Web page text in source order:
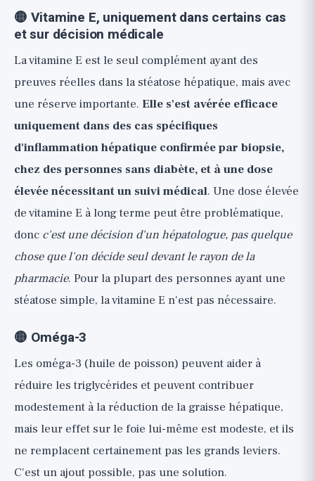
🟡 Vitamine E, uniquement dans certains cas
et sur décision médicale
La vitamine E est le seul complément ayant des
preuves réelles dans la stéatose hépatique, mais avec
une réserve importante. Elle s'est avérée efficace
uniquement dans des cas spécifiques
d'inflammation hépatique confirmée par biopsie,
chez des personnes sans diabète, et à une dose
élevée nécessitant un suivi médical. Une dose élevée
de vitamine E à long terme peut être problématique,
donc c'est une décision d'un hépatologue, pas quelque
chose que l'on décide seul devant le rayon de la
pharmacie. Pour la plupart des personnes ayant une
stéatose simple, la vitamine E n'est pas nécessaire.
🟡 Oméga-3
Les oméga-3 (huile de poisson) peuvent aider à
réduire les triglycérides et peuvent contribuer
modestement à la réduction de la graisse hépatique,
mais leur effet sur le foie lui-même est modeste, et ils
ne remplacent certainement pas les grands leviers.
C'est un ajout possible, pas une solution.